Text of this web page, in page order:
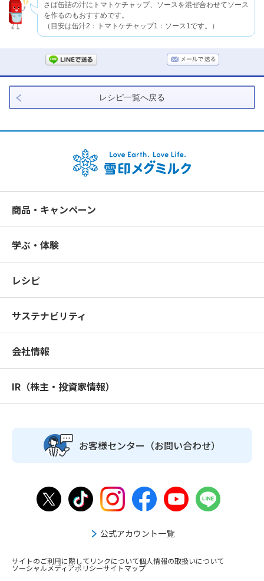
さば缶詰の汁にトマトケチャップ、ソースを混ぜ合わせてソース
を作るのもおすすめです。
（目安は缶汁2：トマトケチャップ1：ソース1です。）
レシピ一覧へ戻る
商品・キャンペーン
学ぶ・体験
レシピ
サステナビリティ
会社情報
IR（株主・投資家情報）
お客様センター （お問い合わせ）
公式アカウント一覧
サイトのご利用に際して リンクについて個人情報の取扱いについて
ソーシャルメディアポリシーサイトマップ